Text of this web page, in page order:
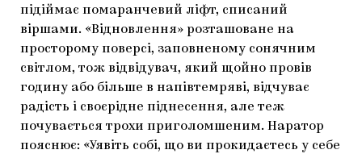
підіймає помаранчевий ліфт, списаний
віршами. «Відновлення» розташоване на
просторому поверсі, заповненому сонячним
світлом, тож відвідувач, який щойно провів
годину або більше в напівтемряві, відчуває
радість і своєрідне піднесення, але теж
почувається трохи приголомшеним. Наратор
пояснює: «Уявіть собі, що ви прокидаєтесь у себе